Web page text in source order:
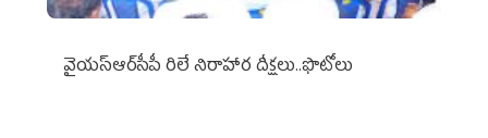
వైయ‌స్ఆర్‌సీపీ రిలే నిరాహార దీక్షలు..ఫొటోలు